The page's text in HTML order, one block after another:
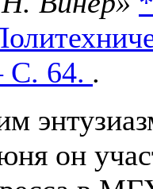
С. 64. .
он